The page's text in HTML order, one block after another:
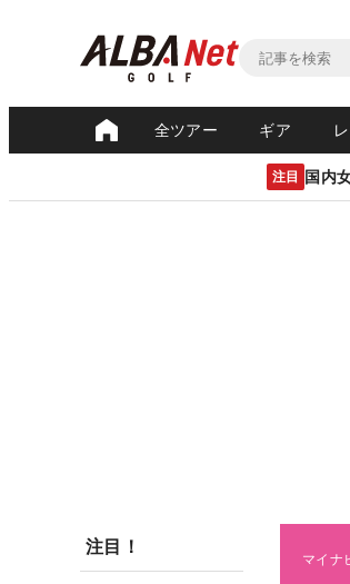
全ツアー ギア
注目 国内
注目！
マイナ